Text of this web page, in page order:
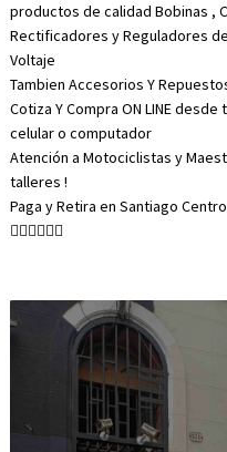
productos de calidad Bobinas ,
Rectificadores y Reguladores de
Voltaje
Tambien Accesorios Y
Cotiza Y Compra ON LINE desde
celular o computador
Atención a Motociclistas y
talleres !
Paga y Retira en Santiago Centro
👇🏼👇🏼👇🏼